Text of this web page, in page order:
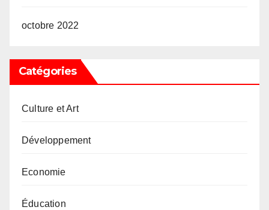
octobre 2022
Catégories
Culture et Art
Développement
Economie
Éducation